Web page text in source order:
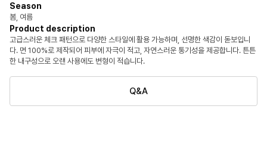
Season
봄, 여름
Product description
고급스러운 체크 패턴으로 다양한 스타일에 활용 가능하며, 선명한 색감이 돋보입니
다. 면 100%로 제작되어 피부에 자극이 적고, 자연스러운 통기성을 제공합니다. 튼튼
한 내구성으로 오랜 사용에도 변형이 적습니다.
Q&A